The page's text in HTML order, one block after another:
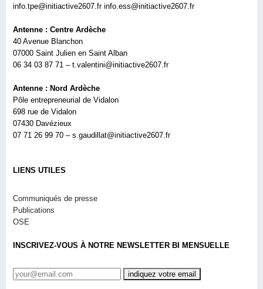
info.tpe@initiactive2607.fr info.ess@initiactive2607.fr
Antenne : Centre Ardèche
40 Avenue Blanchon
07000 Saint Julien en Saint Alban
06 34 03 87 71 – t.valentini@initiactive2607.fr
Antenne : Nord Ardèche
Pôle entrepreneurial de Vidalon
698 rue de Vidalon
07430 Davézieux
07 71 26 99 70 – s.gaudillat@initiactive2607.fr
LIENS UTILES
Communiqués de presse
Publications
OSE
INSCRIVEZ-VOUS À NOTRE NEWSLETTER BI MENSUELLE